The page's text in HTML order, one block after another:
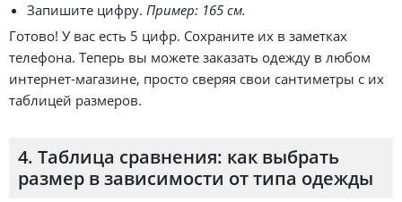
Запишите цифру. Пример: 165 см.
Готово! У вас есть 5 цифр. Сохраните их в заметках
телефона. Теперь вы можете заказать одежду в любом
интернет-магазине, просто сверяя свои сантиметры с их
таблицей размеров.
4. Таблица сравнения: как выбрать
размер в зависимости от типа одежды